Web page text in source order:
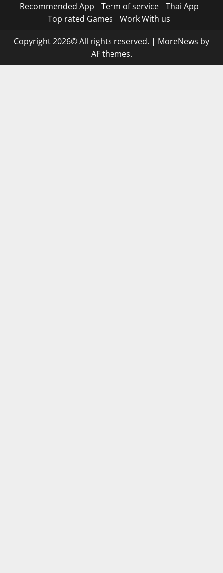
Recommended App
Term of service
Thai App
Top rated Games
Work With us
Copyright 2026© All rights reserved. | MoreNews by
AF themes.